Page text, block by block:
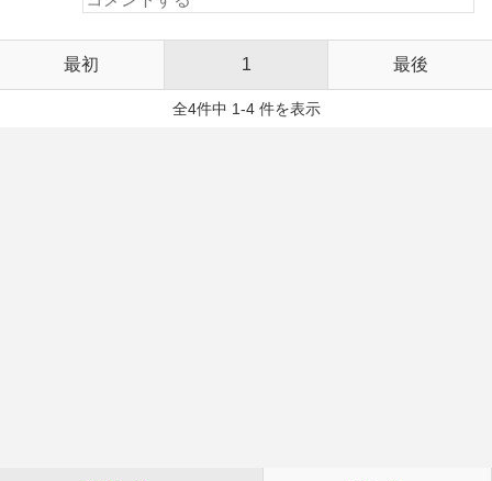
最初 1 最後
全4件中 1-4 件を表示